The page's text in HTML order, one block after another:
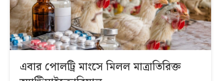
এবার পোলট্রি মাংসে মিলল মাত্রাতিরিক্ত